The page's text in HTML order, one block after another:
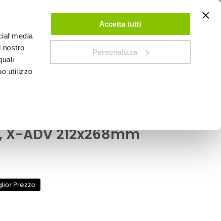
media
nostro
utilizzo
Accetta tutti
Personalizza
ACCEDI CREA UN ACCOUNT CONTATTACI
X-ADV 212x268mm
Prezzo